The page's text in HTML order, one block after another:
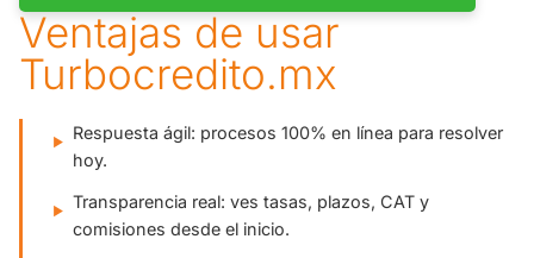
Ventajas de usar
Turbocredito.mx
Respuesta ágil: procesos 100% en línea para resolver
hoy.
Transparencia real: ves tasas, plazos, CAT y
comisiones desde el inicio.